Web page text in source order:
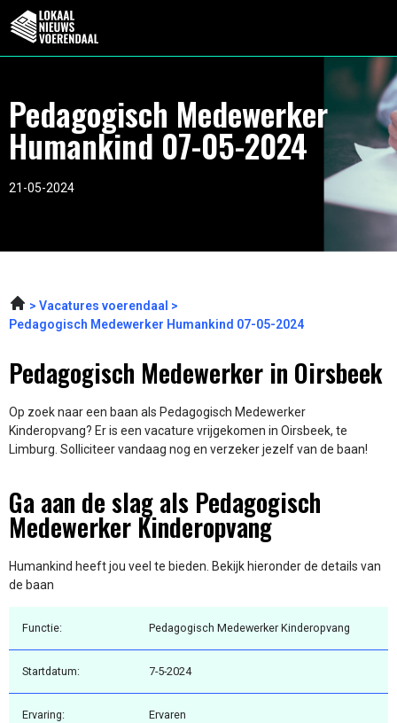
Pedagogisch Medewerker
Humankind 07-05-2024
21-05-2024
Vacatures voerendaal
Pedagogisch Medewerker Humankind 07-05-2024
Pedagogisch Medewerker in Oirsbeek
Op zoek naar een baan als Pedagogisch Medewerker
Kinderopvang? Er is een vacature vrijgekomen in Oirsbeek, te
Limburg. Solliciteer vandaag nog en verzeker jezelf van de baan!
Ga aan de slag als Pedagogisch
Medewerker Kinderopvang
Humankind heeft jou veel te bieden. Bekijk hieronder de details van
de baan
Functie: Pedagogisch Medewerker Kinderopvang
Startdatum: 7-5-2024
Ervaring: Ervaren